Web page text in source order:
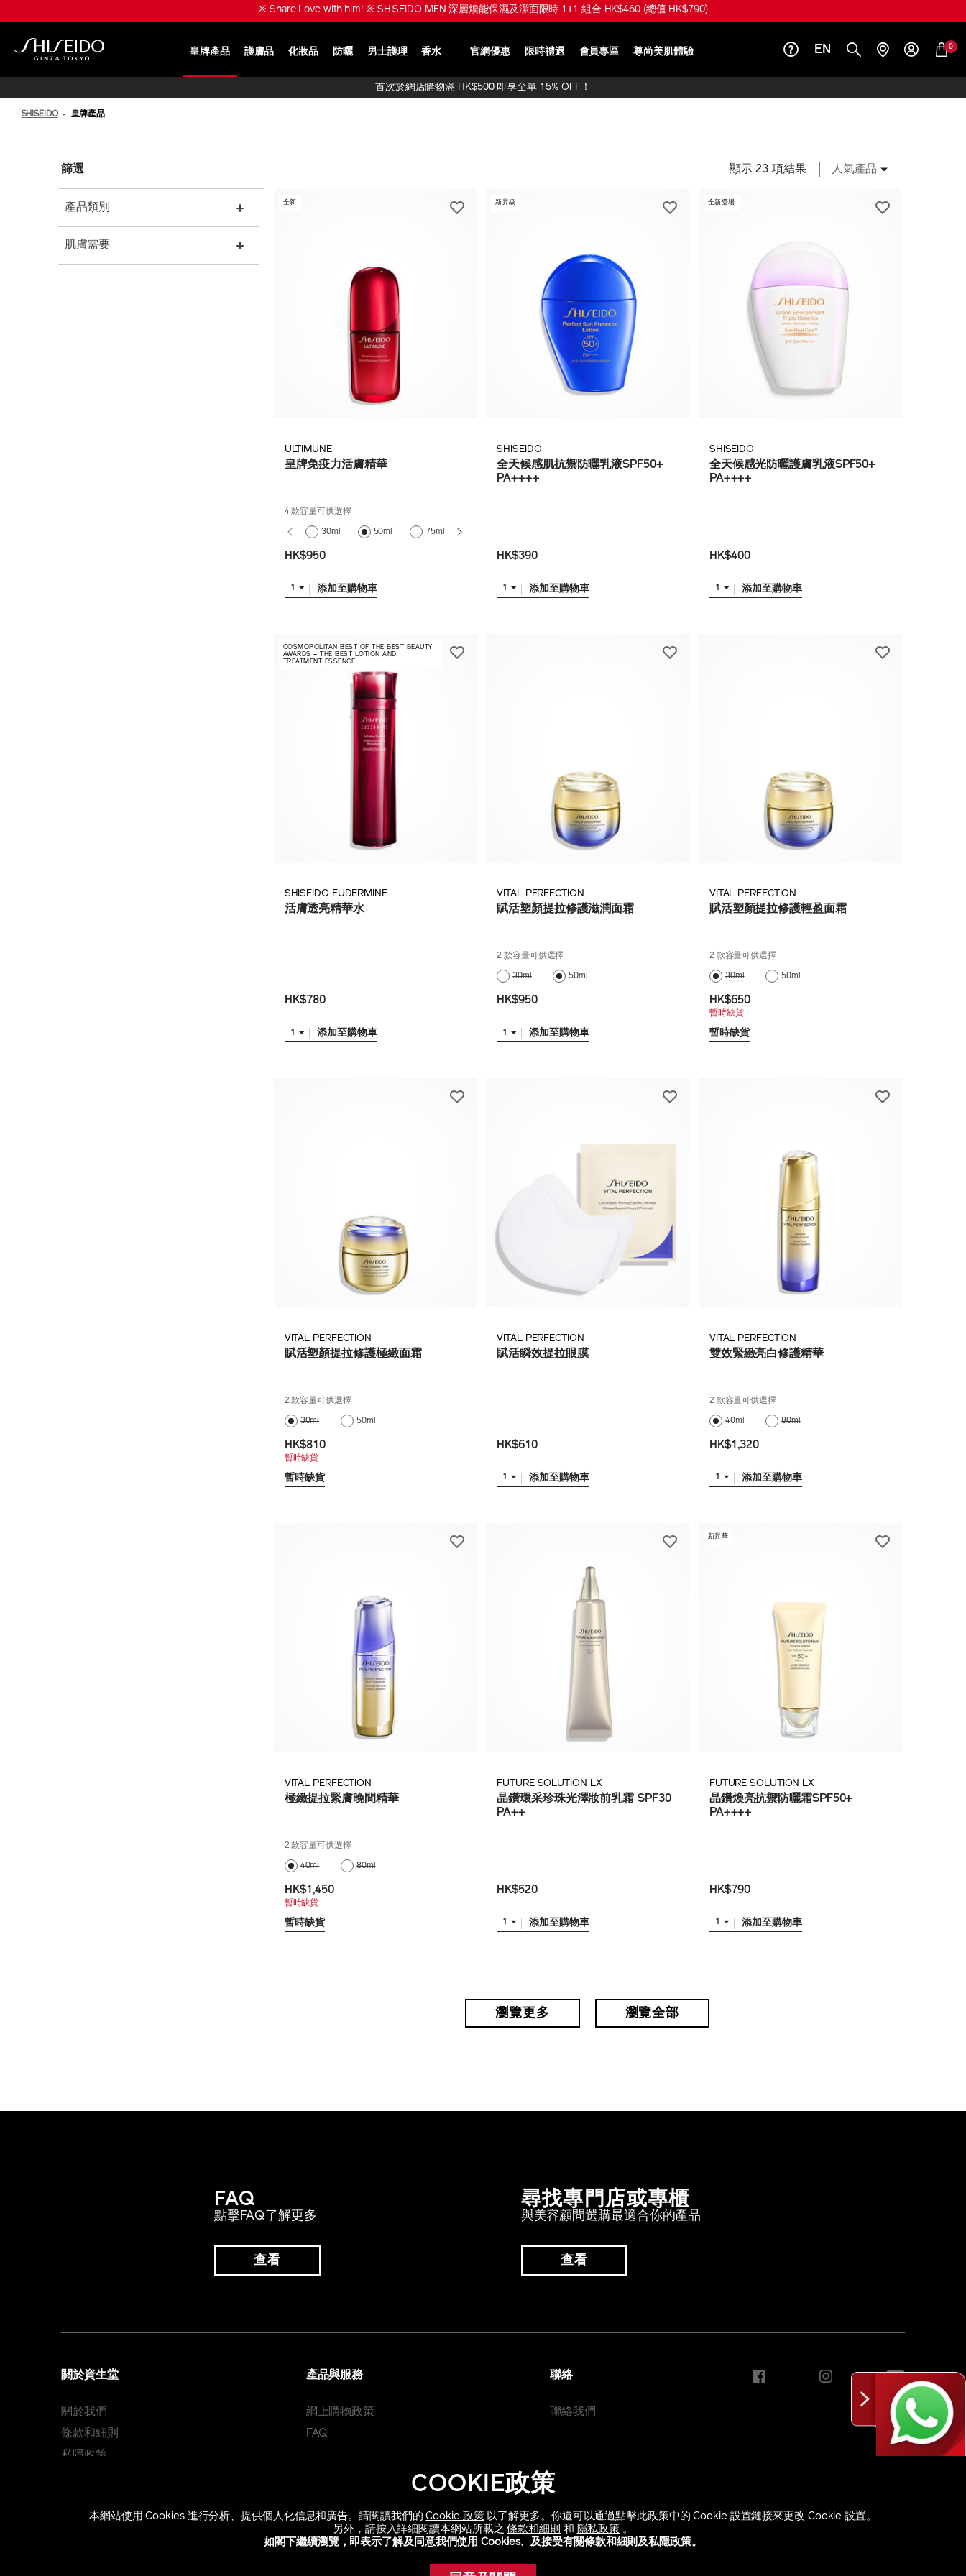
至
※ Share Love with him! ※ SHISEIDO MEN 深層煥能保濕及潔面限時 1+1 組合 HK$460 (總值 HK$790)
皇牌產品 護膚品 化妝品 防曬 男士護理 香水 官網優惠 限時禮遇 會員專區 尊尚美肌體驗 EN 0
首次於網店購物滿 HK$500 即享全單 15% OFF！
SHISEIDO 皇牌產品
篩選 顯示 23 項結果 人氣產品
產品類別
肌膚需要
全新
ULTIMUNE
皇牌免疫力活膚精華
4 款容量可供選擇
30ml 50ml 75ml
HK$950
1 添加至購物車
新昇級
SHISEIDO
全天候感肌抗禦防曬乳液SPF50+
PA++++
HK$390
1 添加至購物車
全新登場
SHISEIDO
全天候感光防曬護膚乳液SPF50+
PA++++
HK$400
1 添加至購物車
COSMOPOLITAN BEST OF THE BEST BEAUTY
AWARDS – THE BEST LOTION AND
TREATMENT ESSENCE
SHISEIDO EUDERMINE
活膚透亮精華水
HK$780
1 添加至購物車
VITAL PERFECTION
賦活塑顏提拉修護滋潤面霜
2 款容量可供選擇
30ml 50ml
HK$950
1 添加至購物車
VITAL PERFECTION
賦活塑顏提拉修護輕盈面霜
2 款容量可供選擇
30ml 50ml
HK$650
暫時缺貨
暫時缺貨
VITAL PERFECTION
賦活塑顏提拉修護極緻面霜
2 款容量可供選擇
30ml 50ml
HK$810
暫時缺貨
暫時缺貨
VITAL PERFECTION
賦活瞬效提拉眼膜
HK$610
1 添加至購物車
VITAL PERFECTION
雙效緊緻亮白修護精華
2 款容量可供選擇
40ml 80ml
HK$1,320
1 添加至購物車
VITAL PERFECTION
極緻提拉緊膚晚間精華
2 款容量可供選擇
40ml 80ml
HK$1,450
暫時缺貨
暫時缺貨
FUTURE SOLUTION LX
晶鑽環采珍珠光澤妝前乳霜 SPF30
PA++
HK$520
1 添加至購物車
新昇華
FUTURE SOLUTION LX
晶鑽煥亮抗禦防曬霜SPF50+
PA++++
HK$790
1 添加至購物車
瀏覽更多 瀏覽全部
COOKIE政策
本網站使用 Cookies 進行分析、提供個人化信息和廣告。請閱讀我們的Cookie 政策 以了解更多。你還可以通過點擊此政策中的 Cookie 設置鏈接來更改 Cookie 設置。
另外，請按入詳細閱讀本網站所載之條款和細則 和 隱私政策 。
如閣下繼續瀏覽，即表示了解及同意我們使用 Cookies、及接受有關條款和細則及私隱政策。
FAQ
點擊FAQ了解更多
查看
尋找專門店或專櫃
與美容顧問選購最適合你的產品
查看
關於資生堂
關於我們
條款和細則
私隱政策
產品與服務
網上購物政策
FAQ
聯絡
聯絡我們